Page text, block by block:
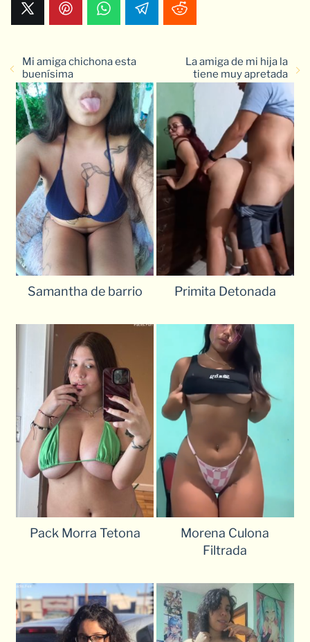
Mi amiga chichona esta
buenísima
La amiga de mi hija la
tiene muy apretada
Samantha de barrio Primita Detonada
Pack Morra Tetona
Morena Culona
Filtrada